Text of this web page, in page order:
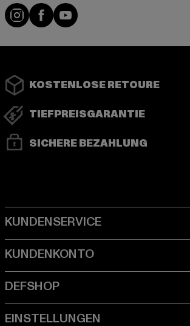
Instagram
FacebookYouTube
KOSTENLOSE RETOURE
TIEFPREISGARANTIE
SICHERE BEZAHLUNG